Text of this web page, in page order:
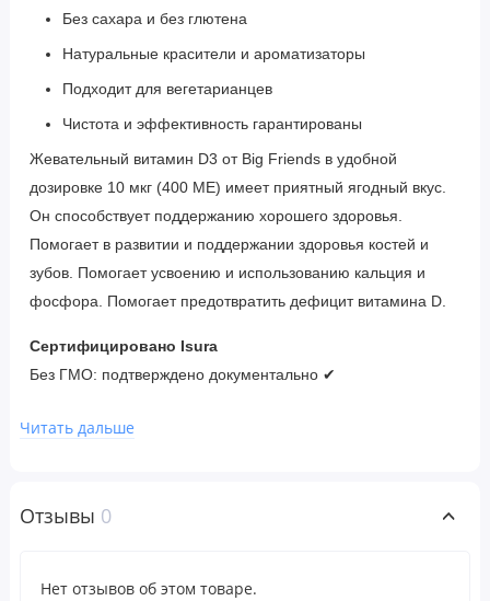
Без сахара и без глютена
Натуральные красители и ароматизаторы
Подходит для вегетарианцев
Чистота и эффективность гарантированы
Жевательный витамин D3 от Big Friends в удобной
дозировке 10 мкг (400 МЕ) имеет приятный ягодный вкус.
Он способствует поддержанию хорошего здоровья.
Помогает в развитии и поддержании здоровья костей и
зубов. Помогает усвоению и использованию кальция и
фосфора. Помогает предотвратить дефицит витамина D.
Сертифицировано Isura
Без ГМО: подтверждено документально ✔
испытания ✔
соответствии с рекомендациями врача.
Читать дальше
Отзывы 0
Нет отзывов об этом товаре.